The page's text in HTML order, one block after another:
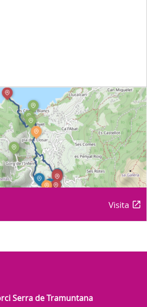
Visita
Serra de Tramuntana